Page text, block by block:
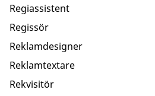
Regiassistent
Regissör
Reklamdesigner
Reklamtextare
Rekvisitör